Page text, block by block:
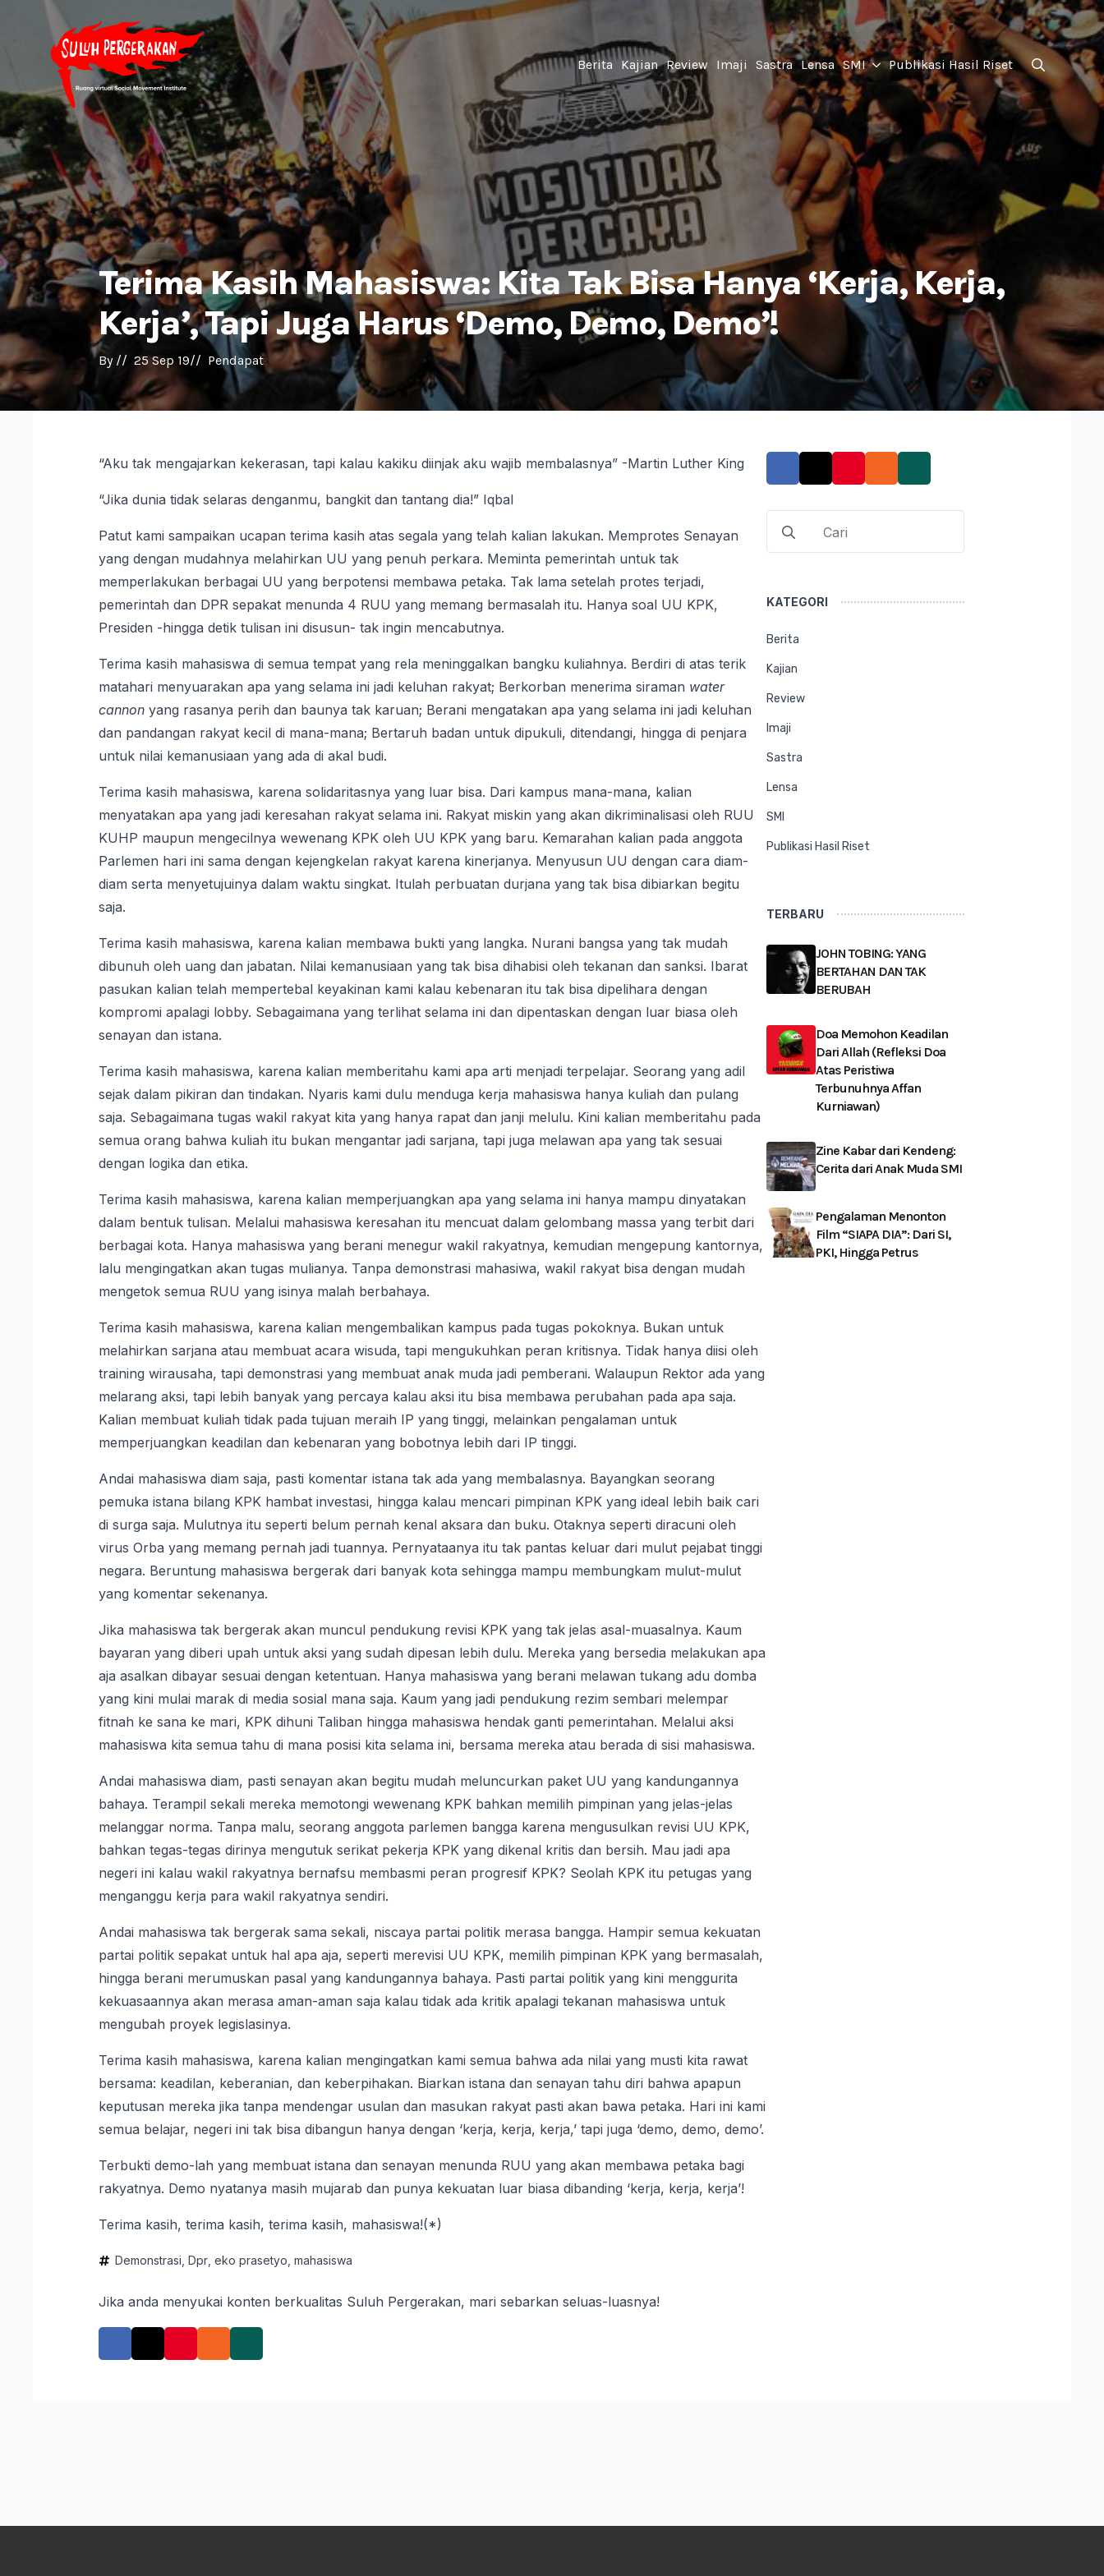
Berita Kajian Review Imaji Sastra Lensa SMI Publikasi Hasil Riset
Search
for:
for:
Terima Kasih Mahasiswa: Kita Tak Bisa Hanya ‘Kerja, Kerja,
Kerja’, Tapi Juga Harus ‘Demo, Demo, Demo’!
By // 25 Sep 19// Pendapat
“Aku tak mengajarkan kekerasan, tapi kalau kakiku diinjak aku wajib membalasnya” -Martin Luther King
“Jika dunia tidak selaras denganmu, bangkit dan tantang dia!” Iqbal
Patut kami sampaikan ucapan terima kasih atas segala yang telah kalian lakukan. Memprotes Senayan
yang dengan mudahnya melahirkan UU yang penuh perkara. Meminta pemerintah untuk tak
memperlakukan berbagai UU yang berpotensi membawa petaka. Tak lama setelah protes terjadi,
pemerintah dan DPR sepakat menunda 4 RUU yang memang bermasalah itu. Hanya soal UU KPK,
Presiden -hingga detik tulisan ini disusun- tak ingin mencabutnya.
Terima kasih mahasiswa di semua tempat yang rela meninggalkan bangku kuliahnya. Berdiri di atas terik
matahari menyuarakan apa yang selama ini jadi keluhan rakyat; Berkorban menerima siraman water
cannon yang rasanya perih dan baunya tak karuan; Berani mengatakan apa yang selama ini jadi keluhan
dan pandangan rakyat kecil di mana-mana; Bertaruh badan untuk dipukuli, ditendangi, hingga di penjara
untuk nilai kemanusiaan yang ada di akal budi.
Terima kasih mahasiswa, karena solidaritasnya yang luar bisa. Dari kampus mana-mana, kalian
menyatakan apa yang jadi keresahan rakyat selama ini. Rakyat miskin yang akan dikriminalisasi oleh RUU
KUHP maupun mengecilnya wewenang KPK oleh UU KPK yang baru. Kemarahan kalian pada anggota
Parlemen hari ini sama dengan kejengkelan rakyat karena kinerjanya. Menyusun UU dengan cara diam-
diam serta menyetujuinya dalam waktu singkat. Itulah perbuatan durjana yang tak bisa dibiarkan begitu
saja.
Terima kasih mahasiswa, karena kalian membawa bukti yang langka. Nurani bangsa yang tak mudah
dibunuh oleh uang dan jabatan. Nilai kemanusiaan yang tak bisa dihabisi oleh tekanan dan sanksi. Ibarat
pasukan kalian telah mempertebal keyakinan kami kalau kebenaran itu tak bisa dipelihara dengan
kompromi apalagi lobby. Sebagaimana yang terlihat selama ini dan dipentaskan dengan luar biasa oleh
senayan dan istana.
Terima kasih mahasiswa, karena kalian memberitahu kami apa arti menjadi terpelajar. Seorang yang adil
sejak dalam pikiran dan tindakan. Nyaris kami dulu menduga kerja mahasiswa hanya kuliah dan pulang
saja. Sebagaimana tugas wakil rakyat kita yang hanya rapat dan janji melulu. Kini kalian memberitahu pada
semua orang bahwa kuliah itu bukan mengantar jadi sarjana, tapi juga melawan apa yang tak sesuai
dengan logika dan etika.
Terima kasih mahasiswa, karena kalian memperjuangkan apa yang selama ini hanya mampu dinyatakan
dalam bentuk tulisan. Melalui mahasiswa keresahan itu mencuat dalam gelombang massa yang terbit dari
berbagai kota. Hanya mahasiswa yang berani menegur wakil rakyatnya, kemudian mengepung kantornya,
lalu mengingatkan akan tugas mulianya. Tanpa demonstrasi mahasiwa, wakil rakyat bisa dengan mudah
mengetok semua RUU yang isinya malah berbahaya.
Terima kasih mahasiswa, karena kalian mengembalikan kampus pada tugas pokoknya. Bukan untuk
melahirkan sarjana atau membuat acara wisuda, tapi mengukuhkan peran kritisnya. Tidak hanya diisi oleh
training wirausaha, tapi demonstrasi yang membuat anak muda jadi pemberani. Walaupun Rektor ada yang
melarang aksi, tapi lebih banyak yang percaya kalau aksi itu bisa membawa perubahan pada apa saja.
Kalian membuat kuliah tidak pada tujuan meraih IP yang tinggi, melainkan pengalaman untuk
memperjuangkan keadilan dan kebenaran yang bobotnya lebih dari IP tinggi.
Andai mahasiswa diam saja, pasti komentar istana tak ada yang membalasnya. Bayangkan seorang
pemuka istana bilang KPK hambat investasi, hingga kalau mencari pimpinan KPK yang ideal lebih baik cari
di surga saja. Mulutnya itu seperti belum pernah kenal aksara dan buku. Otaknya seperti diracuni oleh
virus Orba yang memang pernah jadi tuannya. Pernyataanya itu tak pantas keluar dari mulut pejabat tinggi
negara. Beruntung mahasiswa bergerak dari banyak kota sehingga mampu membungkam mulut-mulut
yang komentar sekenanya.
Jika mahasiswa tak bergerak akan muncul pendukung revisi KPK yang tak jelas asal-muasalnya. Kaum
bayaran yang diberi upah untuk aksi yang sudah dipesan lebih dulu. Mereka yang bersedia melakukan apa
aja asalkan dibayar sesuai dengan ketentuan. Hanya mahasiswa yang berani melawan tukang adu domba
yang kini mulai marak di media sosial mana saja. Kaum yang jadi pendukung rezim sembari melempar
fitnah ke sana ke mari, KPK dihuni Taliban hingga mahasiswa hendak ganti pemerintahan. Melalui aksi
mahasiswa kita semua tahu di mana posisi kita selama ini, bersama mereka atau berada di sisi mahasiswa.
Andai mahasiswa diam, pasti senayan akan begitu mudah meluncurkan paket UU yang kandungannya
bahaya. Terampil sekali mereka memotongi wewenang KPK bahkan memilih pimpinan yang jelas-jelas
melanggar norma. Tanpa malu, seorang anggota parlemen bangga karena mengusulkan revisi UU KPK,
bahkan tegas-tegas dirinya mengutuk serikat pekerja KPK yang dikenal kritis dan bersih. Mau jadi apa
negeri ini kalau wakil rakyatnya bernafsu membasmi peran progresif KPK? Seolah KPK itu petugas yang
menganggu kerja para wakil rakyatnya sendiri.
Andai mahasiswa tak bergerak sama sekali, niscaya partai politik merasa bangga. Hampir semua kekuatan
partai politik sepakat untuk hal apa aja, seperti merevisi UU KPK, memilih pimpinan KPK yang bermasalah,
hingga berani merumuskan pasal yang kandungannya bahaya. Pasti partai politik yang kini menggurita
kekuasaannya akan merasa aman-aman saja kalau tidak ada kritik apalagi tekanan mahasiswa untuk
mengubah proyek legislasinya.
Terima kasih mahasiswa, karena kalian mengingatkan kami semua bahwa ada nilai yang musti kita rawat
bersama: keadilan, keberanian, dan keberpihakan. Biarkan istana dan senayan tahu diri bahwa apapun
keputusan mereka jika tanpa mendengar usulan dan masukan rakyat pasti akan bawa petaka. Hari ini kami
semua belajar, negeri ini tak bisa dibangun hanya dengan ‘kerja, kerja, kerja,’ tapi juga ‘demo, demo, demo’.
Terbukti demo-lah yang membuat istana dan senayan menunda RUU yang akan membawa petaka bagi
rakyatnya. Demo nyatanya masih mujarab dan punya kekuatan luar biasa dibanding ‘kerja, kerja, kerja’!
Terima kasih, terima kasih, terima kasih, mahasiswa!(*)
Demonstrasi Dpr eko prasetyo mahasiswa
for:
KATEGORI
Berita
Kajian
Review
Imaji
Sastra
Lensa
SMI
Publikasi Hasil Riset
TERBARU
JOHN TOBING: YANG
BERTAHAN DAN TAK
BERUBAH
Doa Memohon Keadilan
Dari Allah (Refleksi Doa
Atas Peristiwa
Terbunuhnya Affan
Kurniawan)
Zine Kabar dari Kendeng:
Cerita dari Anak Muda SMI
Pengalaman Menonton
Film “SIAPA DIA”: Dari SI,
PKI, Hingga Petrus
Jika anda menyukai konten berkualitas Suluh Pergerakan, mari sebarkan seluas-luasnya!